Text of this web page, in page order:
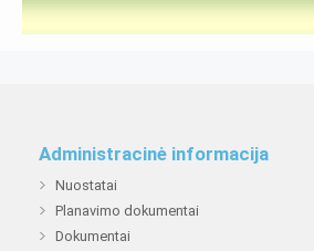
Administracinė informacija
Nuostatai
Planavimo dokumentai
Dokumentai